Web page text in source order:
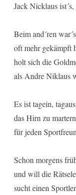
Jack Nicklaus
Beim and´ren
oft mehr gekämpft
holt sich die
als Andre Niklaus
Es ist tagein,
das Hirn zu
für jeden
Schon morgens
und will die
sucht einen